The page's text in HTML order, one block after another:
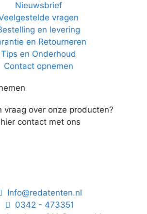
Nieuwsbrief
vragen
en levering
en Retourneren
Tips en Onderhoud
Contact opnemen
vraag over onze producten?
contact met ons
Info@redatenten.nl
0342 - 473351